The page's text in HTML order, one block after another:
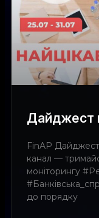
Дайджест
FinAP
канал —
моніторингу
до порядку